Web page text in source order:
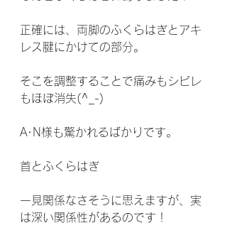
正確には、両脚のふくらはぎとアキ
レス腱にかけての部分。
そこを調整することで痛みもシビレ
もほぼ消失(^_-)
A･N様も驚かれるばかりです。
首とふくらはぎ
一見関係なさそうに思えますが、実
は深い関係性があるのです！